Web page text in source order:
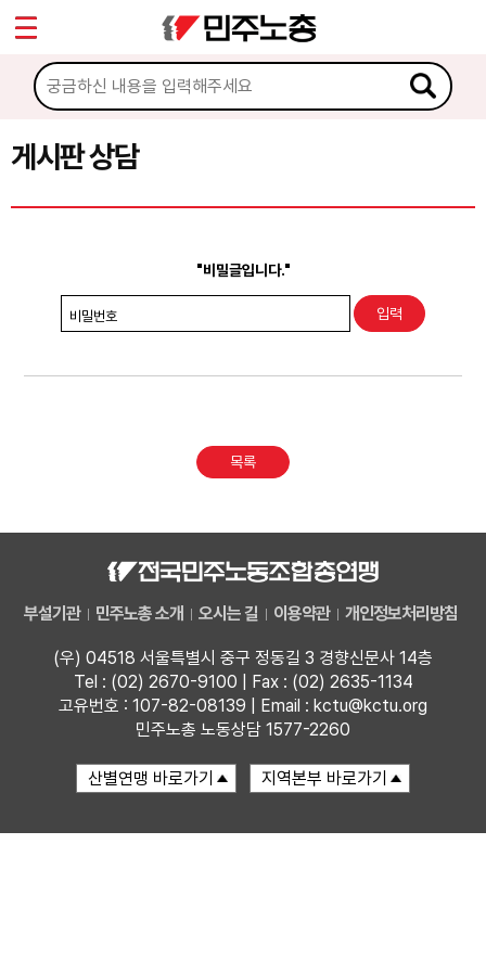
게시판 상담
"비밀글입니다."
비밀번호
목록
부설기관 민주노총 소개 오시는 길 이용약관 개인정보처리방침
(우) 04518 서울특별시 중구 정동길 3 경향신문사 14층
Tel : (02) 2670-9100 | Fax : (02) 2635-1134
고유번호 : 107-82-08139 | Email : kctu@kctu.org
민주노총 노동상담 1577-2260
마이페이지
소개
소식
노동상담
권리찾기수첩 검색
찾아보기
Sketchbook5, 스케치북5
Sketchbook5, 스케치북5